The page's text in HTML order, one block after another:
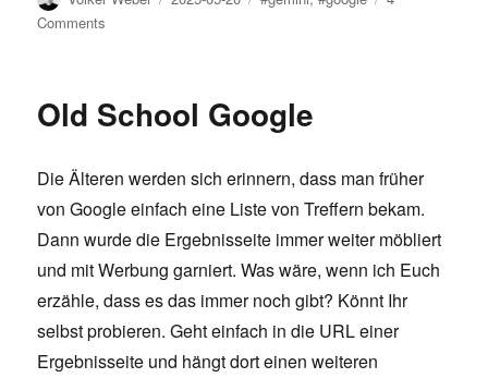
Comments
Google
Old School Google
Die Älteren werden sich erinnern, dass man früher
von Google einfach eine Liste von Treffern bekam.
Dann wurde die Ergebnisseite immer weiter möbliert
und mit Werbung garniert. Was wäre, wenn ich Euch
erzähle, dass es das immer noch gibt? Könnt Ihr
selbst probieren. Geht einfach in die URL einer
Ergebnisseite und hängt dort einen weiteren